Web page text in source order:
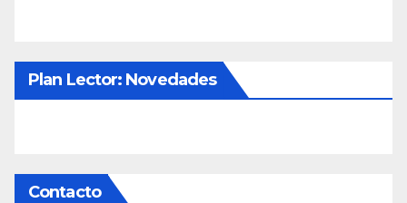
Plan Lector: Novedades
Contacto